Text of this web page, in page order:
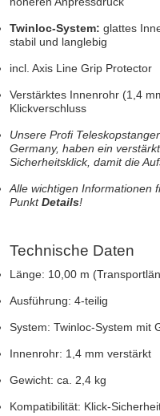
Twinloc-System: glattes
stabil und langlebig
incl. Axis Line Grip Protector
Verstärktes Innenrohr (1,4
Klickverschluss
Unsere Profi
Germany, haben ein
Sicherheitsklick, damit die
Alle wichtigen Informationen
PunktDetails!
Technische Daten
Länge: 10,00 m
Ausführung: 4-teilig
System: Twinloc-System mit
Innenrohr: 1,4 mm verstärkt
Gewicht: ca. 2,4 kg
Kompatibilität: Klick-